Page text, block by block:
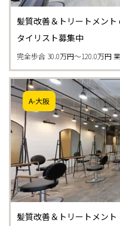
髪質改善＆トリートメン
タイリスト募集中
完全歩合 30.0万円〜120.0万円
A-大阪
髪質改善＆トリートメン